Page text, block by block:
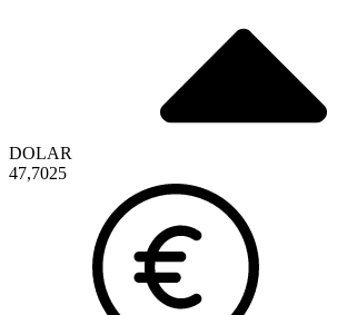
DOLAR
47,7025